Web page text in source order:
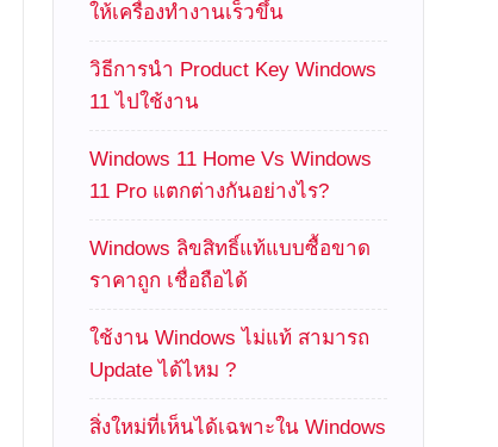
ให้เครื่องทำงานเร็วขึ้น
วิธีการนำ Product Key Windows
11 ไปใช้งาน
Windows 11 Home Vs Windows
11 Pro แตกต่างกันอย่างไร?
Windows ลิขสิทธิ์แท้แบบซื้อขาด
ราคาถูก เชื่อถือได้
ใช้งาน Windows ไม่แท้ สามารถ
Update ได้ไหม ?
สิ่งใหม่ที่เห็นได้เฉพาะใน Windows